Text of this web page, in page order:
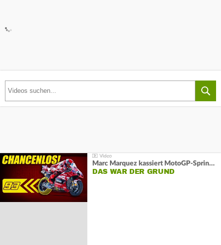
Marc Marquez kassiert MotoGP-Sprint-Schlappe:
DAS WAR DER GRUND